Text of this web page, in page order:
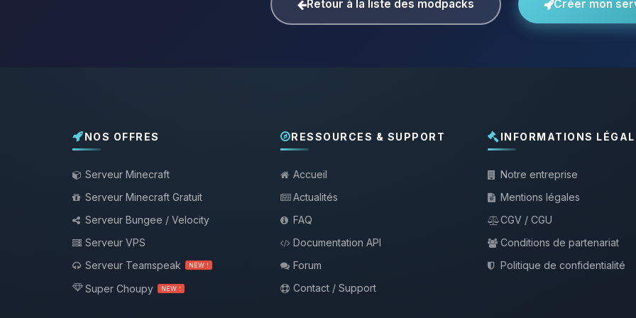
Retour à la liste des modpacks Créer mon
NOS OFFRES
Serveur Minecraft
Serveur Minecraft Gratuit
Serveur Bungee / Velocity
Serveur VPS
Serveur Teamspeak
NEW !
Super Choupy NEW !
RESSOURCES & SUPPORT
Accueil
Actualités
FAQ
Documentation API
Forum
Contact / Support
INFORMATIONS
Notre entreprise
Mentions légales
CGV / CGU
Conditions de partenariat
Politique de confidentialité